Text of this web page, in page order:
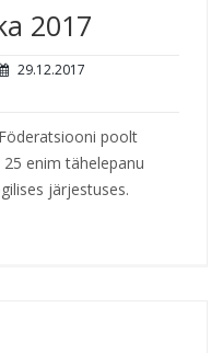
2017
29.12.2017
poolt
enim tähelepanu
järjestuses.